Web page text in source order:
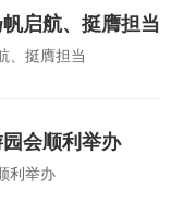
启航、挺膺担当
、挺膺担当
会顺利举办
利举办